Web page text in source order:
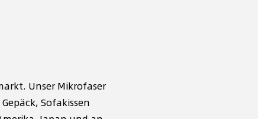
UnserMikrofaser
Sofakissen